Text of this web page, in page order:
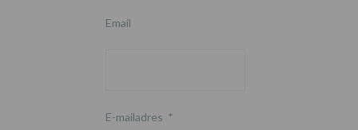
Email
E-mailadres *